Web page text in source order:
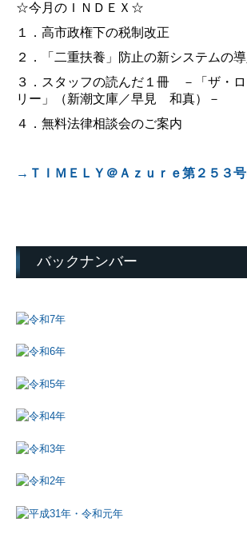
☆今月のＩＮＤＥＸ☆
１．高市政権下の税制改正
２．「二重扶養」防止の新システムの導
３．スタッフの読んだ１冊 －「ザ・ロ
リー」（新潮文庫／早見 和真）－
４．無料法律相談会のご案内
→ＴＩＭＥＬＹ＠Ａｚｕｒｅ第２５３
バックナンバー